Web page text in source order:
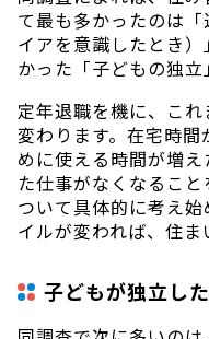
て最も多かったのは
イアを意識したとき
かった「子どもの独立
定年退職を機に、こ
変わります。在宅時
めに使える時間が増
た仕事がなくなるこ
ついて具体的に考え
イルが変われば、住ま
子どもが独立した